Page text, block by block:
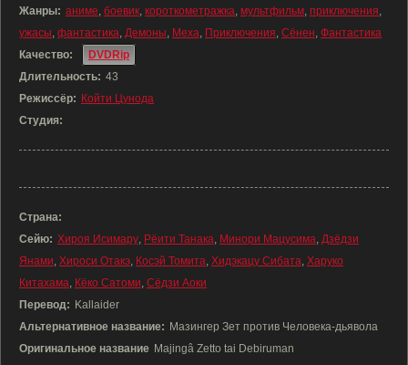
Жанры: аниме, боевик, короткометражка, мультфильм, приключения,
ужасы, фантастика, Демоны, Меха, Приключения, Сёнен, Фантастика
Качество:
DVDRip
Длительность: 43
Режиссёр: Койти Цунода
Студия:
Страна:
Сейю: Хироя Исимару, Рёити Танака, Минори Мацусима, Дзёдзи
Янами, Хироси Отакэ, Косэй Томита, Хидэкацу Сибата, Харуко
Китахама, Кёко Сатоми, Сёдзи Аоки
Перевод: Kallaider
Альтернативное название: Мазингер Зет против Человека-дьявола
Оригинальное название Majingâ Zetto tai Debiruman